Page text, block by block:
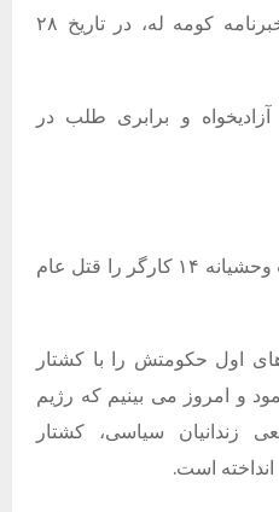
برگی از تاریخ: برگرفته از خبرنامه کومه له، در تاریخ ۲۸
و برابری طلب در
مزدوران رژیم طی یک جنایت وحشیانه ۱۴ کارگر را قتل عام
اول حکومتش را با کشتار
و امروز می بینیم که رژیم
زندانیان سیاسی، کشتار
است.